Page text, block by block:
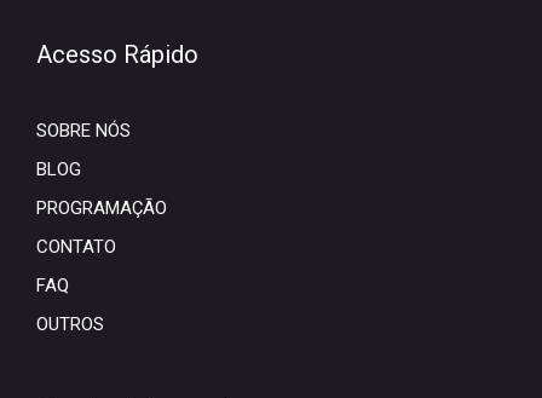
Acesso Rápido
SOBRE NÓS
BLOG
PROGRAMAÇÃO
CONTATO
FAQ
OUTROS